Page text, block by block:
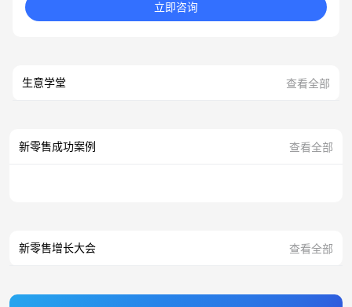
立即咨询
生意学堂 查看全部
新零售成功案例 查看全部
新零售增长大会 查看全部